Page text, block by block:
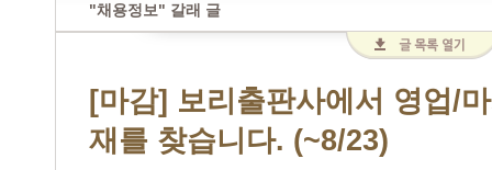
"채용정보" 갈래 글
[마감] 보리출판사에서 영업/
재를 찾습니다. (~8/23)